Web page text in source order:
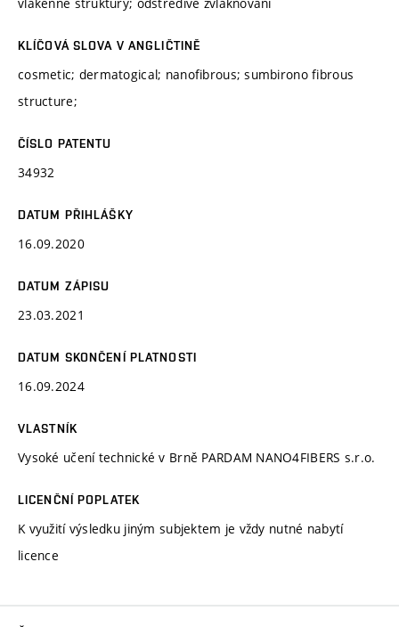
KLÍČOVÁ SLOVA V ANGLIČTINĚ
cosmetic; dermatogical; nanofibrous; sumbirono fibrous
structure;
ČÍSLO PATENTU
34932
DATUM PŘIHLÁŠKY
16.09.2020
DATUM ZÁPISU
23.03.2021
DATUM SKONČENÍ PLATNOSTI
16.09.2024
VLASTNÍK
Vysoké učení technické v Brně PARDAM NANO4FIBERS s.r.o.
LICENČNÍ POPLATEK
K využití výsledku jiným subjektem je vždy nutné nabytí
licence